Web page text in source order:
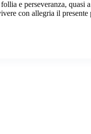
e perseveranza, quasi
con allegria il presente